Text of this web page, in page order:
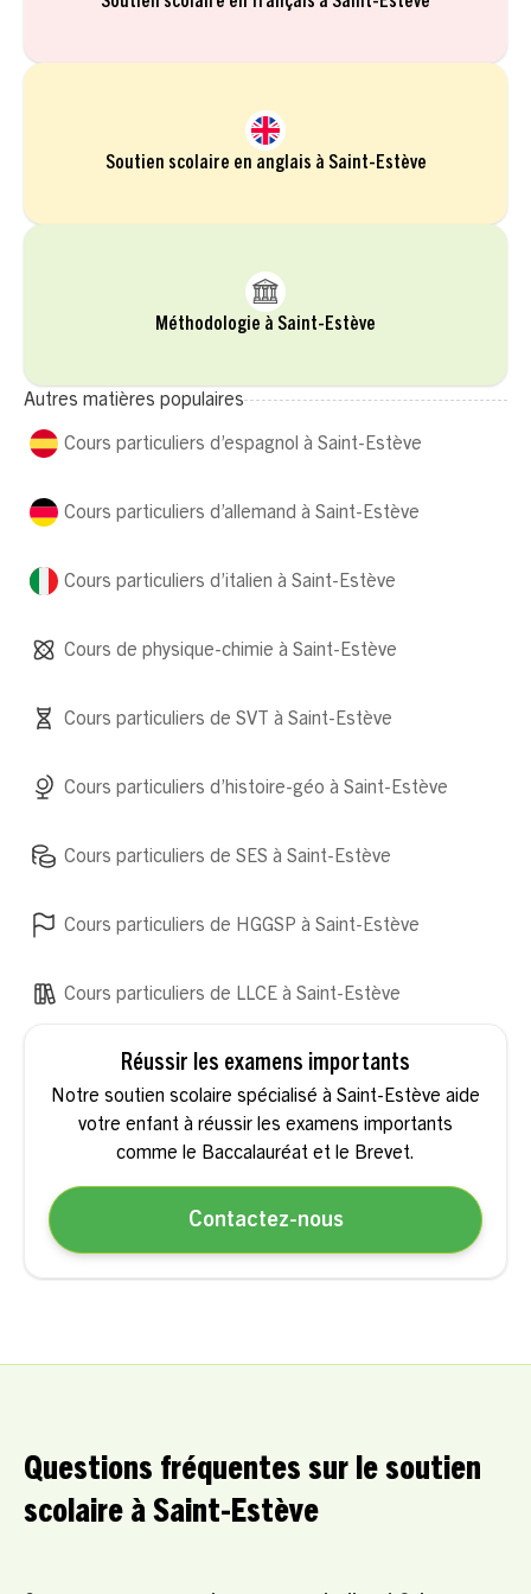
Soutien scolaire en anglais à Saint-Estève
Méthodologie à Saint-Estève
Autres matières populaires
Cours particuliers d’espagnol à Saint-Estève
Cours particuliers d’histoire-géo à Saint-Estève
Cours particuliers de SES à Saint-Estève
Cours particuliers de HGGSP à Saint-Estève
Cours particuliers de LLCE à Saint-Estève
Cours particuliers d’allemand à Saint-Estève
Cours particuliers d’italien à Saint-Estève
Cours de physique-chimie à Saint-Estève
Cours particuliers de SVT à Saint-Estève
Réussir les examens importants
Notre soutien scolaire spécialisé à Saint-Estève aide
votre enfant à réussir les examens importants
comme le Baccalauréat et le Brevet.
Contactez-nous
Questions fréquentes sur le soutien
scolaire à Saint-Estève